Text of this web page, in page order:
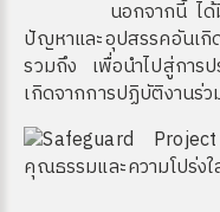
นอกจากนี้ ได้มีกา
ปัญหาและอุปสรรคอันเ
รวมถึง เพื่อนำไปสู่การ
เกิดจากการปฏิบัติงานร่